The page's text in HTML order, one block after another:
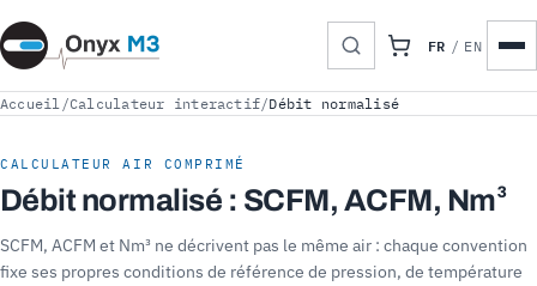
FR / EN
Accueil /Calculateur interactif/Débit normalisé
CALCULATEUR AIR COMPRIMÉ
Débit normalisé : SCFM, ACFM, Nm³
SCFM, ACFM et Nm³ ne décrivent pas le même air : chaque convention
fixe ses propres conditions de référence de pression, de température